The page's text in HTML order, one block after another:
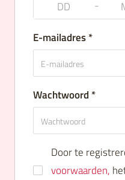
-
E-mailadres *
Wachtwoord *
Door te
voorwaarden,